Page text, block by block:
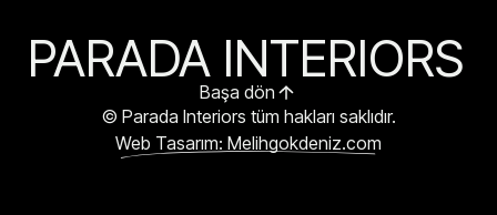
PARADA INTERIORS
Başa dön
© Parada Interiors tüm hakları saklıdır.
Web Tasarım: Melihgokdeniz.com